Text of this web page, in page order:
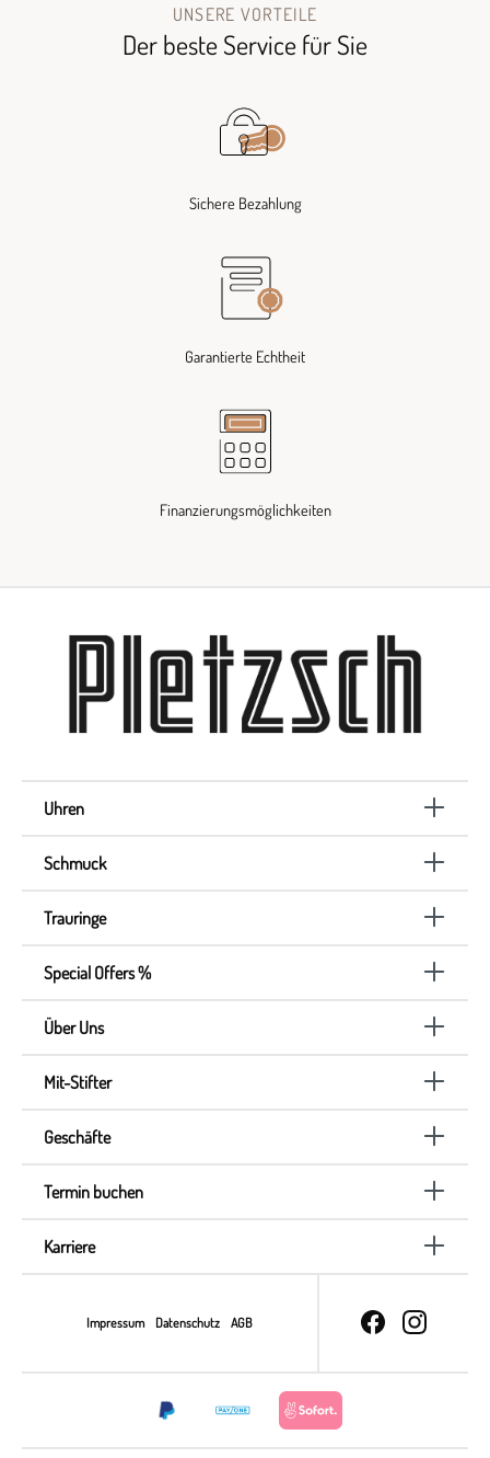
UNSERE VORTEILE
Der beste Service für Sie
Sichere Bezahlung
Garantierte Echtheit
Finanzierungsmöglichkeiten
Uhren
Schmuck
Trauringe
Special Offers %
Über Uns
Mit-Stifter
Geschäfte
Termin buchen
Karriere
Impressum Datenschutz AGB